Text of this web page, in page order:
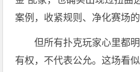
案例，收紧规则、净化赛场
但所有扑克玩家心里都
有权，不代表公允。这场看